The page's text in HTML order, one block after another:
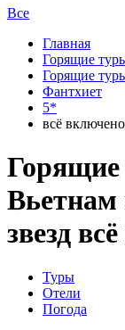
Все
Главная
Горящие
Горящие
Фантхиет
5*
всё включено
Вьетнам
звезд
Туры
Отели
Погода